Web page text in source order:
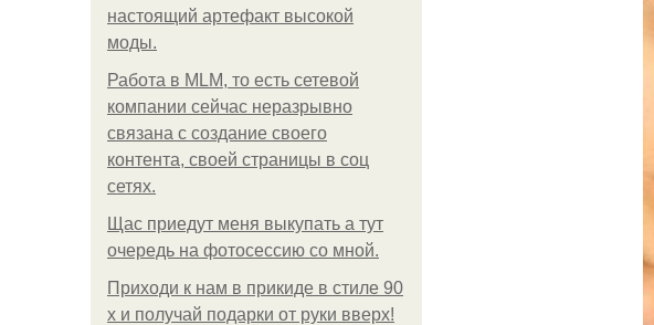
настоящий артефакт высокой
моды.
Работа в MLM, то есть сетевой
компании сейчас неразрывно
связана с создание своего
контента, своей страницы в соц
сетях.
Щас приедут меня выкупать а тут
очередь на фотосессию со мной.
Приходи к нам в прикиде в стиле 90
х и получай подарки от руки вверх!